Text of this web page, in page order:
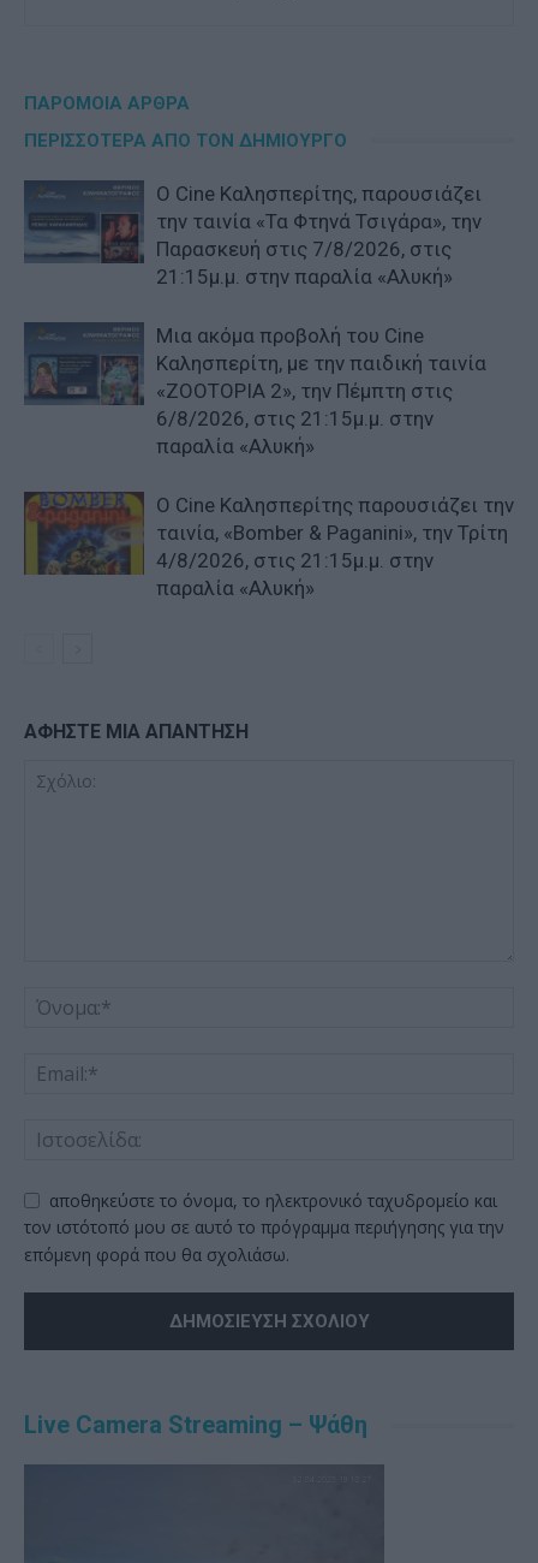
ΠΑΡΟΜΟΙΑ ΑΡΘΡΑ
ΠΕΡΙΣΣΟΤΕΡΑ ΑΠΟ ΤΟΝ ΔΗΜΙΟΥΡΓΟ
Ο Cine Καλησπερίτης, παρουσιάζει
την ταινία «Τα Φτηνά Τσιγάρα», την
Παρασκευή στις 7/8/2026, στις
21:15μ.μ. στην παραλία «Αλυκή»
Μια ακόμα προβολή του Cine
Καλησπερίτη, με την παιδική ταινία
«ZOOTOPIA 2», την Πέμπτη στις
6/8/2026, στις 21:15μ.μ. στην
παραλία «Αλυκή»
Ο Cine Καλησπερίτης παρουσιάζει την
ταινία, «Bomber & Paganini», την Τρίτη
4/8/2026, στις 21:15μ.μ. στην
παραλία «Αλυκή»
ΑΦΗΣΤΕ ΜΙΑ ΑΠΑΝΤΗΣΗ
αποθηκεύστε το όνομα, το ηλεκτρονικό ταχυδρομείο και
τον ιστότοπό μου σε αυτό το πρόγραμμα περιήγησης για την
επόμενη φορά που θα σχολιάσω.
Live Camera Streaming – Ψάθη